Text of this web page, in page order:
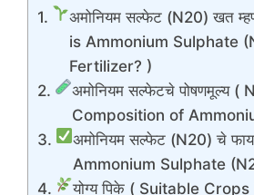
अमोनियम सल्फेट (N20) खत
is Ammonium Sulphate
Fertilizer? )
अमोनियम सल्फेटचे पोषणमूल्य (
Composition of
अमोनियम सल्फेट (N20) चे
Ammonium Sulphate
योग्य पिके ( Suitable Crops